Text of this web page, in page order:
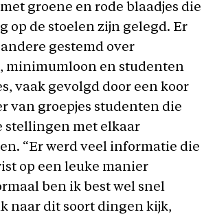
groene en rode blaadjes die
op de stoelen zijn gelegd. Er
gestemd over
minimumloon en studenten
vaak gevolgd door een koor
van groepjes studenten die
stellingen met elkaar
“Er werd veel informatie die
op een leuke manier
ben ik best wel snel
naar dit soort dingen kijk,